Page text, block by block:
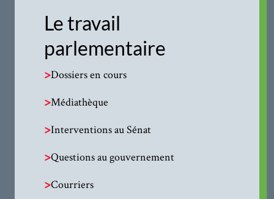
Le travail
parlementaire
>Dossiers en cours
>Médiathèque
>Interventions au Sénat
>Questions au gouvernement
>Courriers